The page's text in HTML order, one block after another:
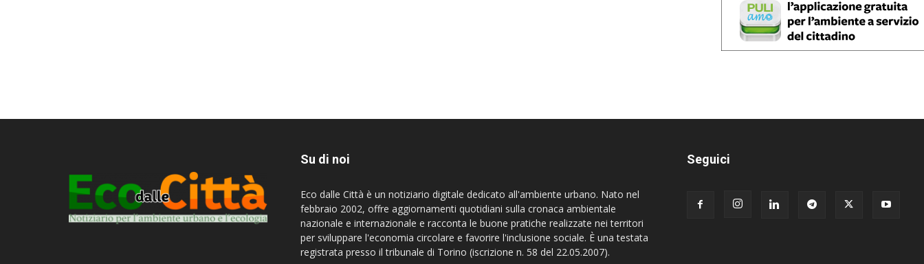
Su di noi
Eco dalle Città è un notiziario digitale dedicato all'ambiente urbano. Nato nel
febbraio 2002, offre aggiornamenti quotidiani sulla cronaca ambientale
nazionale e internazionale e racconta le buone pratiche realizzate nei territori
per sviluppare l'economia circolare e favorire l'inclusione sociale. È una testata
registrata presso il tribunale di Torino (iscrizione n. 58 del 22.05.2007).
Seguici